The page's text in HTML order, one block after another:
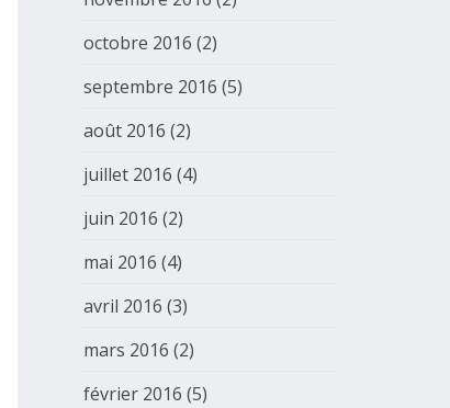
octobre 2016 (2)
septembre 2016 (5)
août 2016 (2)
juillet 2016 (4)
juin 2016 (2)
mai 2016 (4)
avril 2016 (3)
mars 2016 (2)
février 2016 (5)